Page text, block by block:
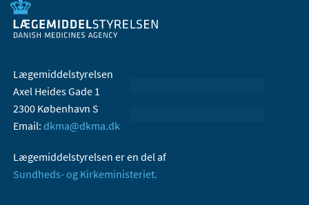
Lægemiddelstyrelsen
Axel Heides Gade 1
2300 København S
Email: dkma@dkma.dk
Lægemiddelstyrelsen er en del af
Sundheds- og Kirkeministeriet.